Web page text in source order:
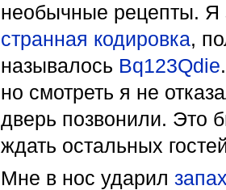
необычные рецепты. Я
странная кодировка,
называлось Bq123Qdie
но смотреть я не
дверь позвонили. Это
ждать остальных
Мне в нос ударил